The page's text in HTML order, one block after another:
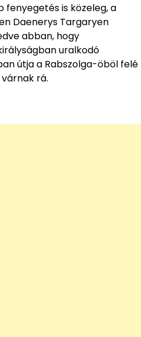
fenyegetés is közeleg, a
Daenerys Targaryen
abban, hogy
uralkodó
útja a Rabszolga-öböl felé
rá.